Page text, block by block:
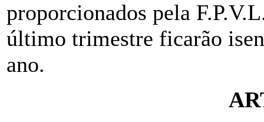
proporcionados pela
último trimestre ficarão
ano.